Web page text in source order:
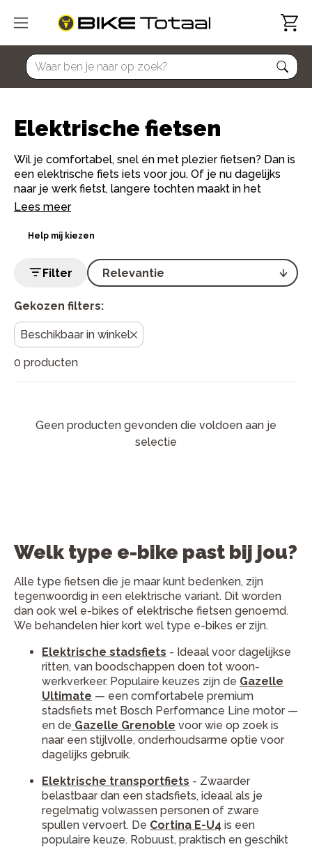
home
Elektrische fietsen
Wil je comfortabel, snel én met plezier fietsen? Dan is
een elektrische fiets iets voor jou. Of je nu dagelijks
naar je werk fietst, langere tochten maakt in het
weekend of gewoon wat extra ondersteuning zoekt:
glimlach.
Bij Bike Totaal vind je een ruim assortiment elektrische
fietsen van topmerken zoals Gazelle, Batavus, Sparta
en Cortina. Van elektrische stadsfietsen tot sportieve
e-bikes en alles daartussenin. Onze lokale
vakkundige service, zodat jij zorgeloos op pad kunt.
Advies nodig? Kom langs voor een proefrit of bekijk
onze keuzehulp onderaan deze pagina.
Lees meer
Help mij kiezen
Gekozen filters:
Beschikbaar in winkel
0 producten
Filter
Geen producten gevonden die voldoen aan je
selectie
Welk type e-bike past bij jou?
Alle type fietsen die je maar kunt bedenken, zijn
tegenwoordig in een elektrische variant. Dit worden
dan ook wel e-bikes of elektrische fietsen genoemd.
We behandelen hier kort wel type e-bikes er zijn.
Elektrische stadsfiets - Ideaal voor dagelijkse
ritten, van boodschappen doen tot woon-
werkverkeer. Populaire keuzes zijn de Gazelle
Ultimate — een comfortabele premium
stadsfiets met Bosch Performance Line motor —
en de Gazelle Grenoble voor wie op zoek is
naar een stijlvolle, onderhoudsarme optie voor
dagelijks gebruik.
Elektrische transportfiets - Zwaarder
belastbaar dan een stadsfiets, ideaal als je
regelmatig volwassen personen of zware
spullen vervoert. De Cortina E-U4 is een
populaire keuze. Robuust, praktisch en geschikt